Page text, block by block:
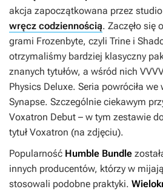
akcja zapoczątkowana przez
wręcz codziennością. Zaczęło się
grami Frozenbyte, czyli Trine i
otrzymaliśmy bardziej klasyczny
znanych tytułów, a wśród nich
Physics Deluxe. Seria powróciła
Synapse. Szczególnie ciekawym
Voxatron Debut – w tym zestawie
tytuł Voxatron (na zdjęciu).
Popularność Humble Bundle
innych producentów, którzy w
stosowali podobne praktyki.